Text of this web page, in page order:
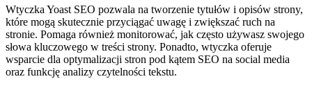
Wtyczka Yoast SEO pozwala na tworzenie tytułów i opisów strony,
które mogą skutecznie przyciągać uwagę i zwiększać ruch na
stronie. Pomaga również monitorować, jak często używasz swojego
słowa kluczowego w treści strony. Ponadto, wtyczka oferuje
wsparcie dla optymalizacji stron pod kątem SEO na social media
oraz funkcję analizy czytelności tekstu.